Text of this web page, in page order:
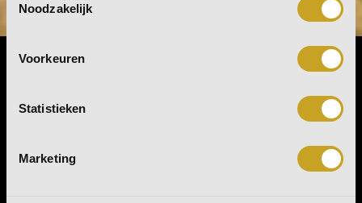
Noodzakelijk
Voorkeuren
Statistieken
Marketing
duurzaamheid